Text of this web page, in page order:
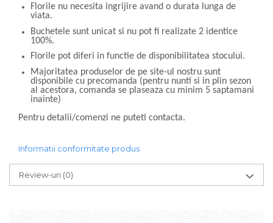
Florile nu necesita ingrijire avand o durata lunga de
viata.
Buchetele sunt unicat si nu pot fi realizate 2 identice
100%.
Florile pot diferi in functie de disponibilitatea stocului.
Majoritatea produselor de pe site-ul nostru sunt
disponibile cu precomanda (pentru nunti si in plin sezon
al acestora, comanda se plaseaza cu minim 5 saptamani
inainte)
Pentru detalii/comenzi ne puteti contacta.
Informatii conformitate produs
Review-uri (0)